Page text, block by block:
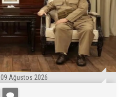
09 Ağustos 2026